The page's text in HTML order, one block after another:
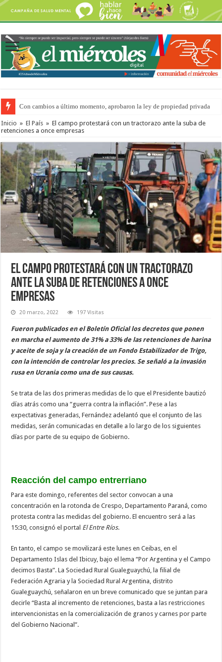
Con cambios a último momento, aprobaron la ley de propiedad privada
Inicio » El País » El campo protestará con un tractorazo ante la suba de
retenciones a once empresas
El campo protestará con un tractorazo
ante la suba de retenciones a once
empresas
20 marzo, 2022 197 Visitas
Fueron publicados en el Boletín Oficial los decretos que ponen
en marcha el aumento de 31% a 33% de las retenciones de harina
y aceite de soja y la creación de un Fondo Estabilizador de Trigo,
con la intención de controlar los precios. Se señaló a la invasión
rusa en Ucrania como una de sus causas.
Se trata de las dos primeras medidas de lo que el Presidente bautizó
días atrás como una “guerra contra la inflación”. Pese a las
expectativas generadas, Fernández adelantó que el conjunto de las
medidas, serán comunicadas en detalle a lo largo de los siguientes
días por parte de su equipo de Gobierno.
Reacción del campo entrerriano
Para este domingo, referentes del sector convocan a una
concentración en la rotonda de Crespo, Departamento Paraná, como
protesta contra las medidas del gobierno. El encuentro será a las
15:30, consignó el portal El Entre Ríos.
En tanto, el campo se movilizará este lunes en Ceibas, en el
Departamento Islas del Ibicuy, bajo el lema “Por Argentina y el Campo
decimos Basta”. La Sociedad Rural Gualeguaychú, la filial de
Federación Agraria y la Sociedad Rural Argentina, distrito
Gualeguaychú, señalaron en un breve comunicado que se juntan para
decirle “Basta al incremento de retenciones, basta a las restricciones
intervencionistas en la comercialización de granos y carnes por parte
del Gobierno Nacional”.